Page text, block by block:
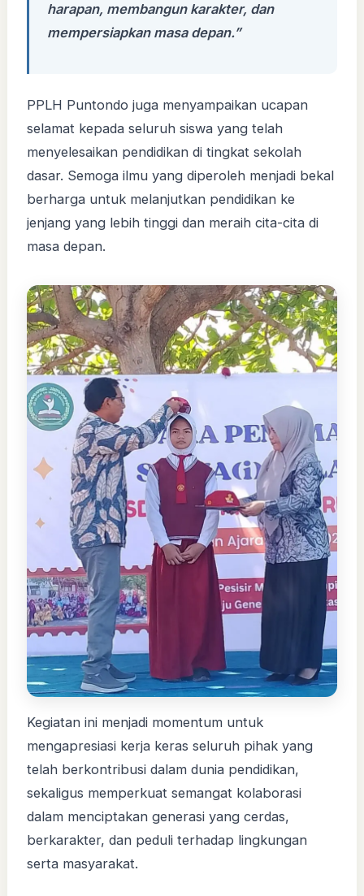
harapan, membangun karakter, dan
mempersiapkan masa depan.”
PPLH Puntondo juga menyampaikan ucapan
selamat kepada seluruh siswa yang telah
menyelesaikan pendidikan di tingkat sekolah
dasar. Semoga ilmu yang diperoleh menjadi bekal
berharga untuk melanjutkan pendidikan ke
jenjang yang lebih tinggi dan meraih cita-cita di
masa depan.
Kegiatan ini menjadi momentum untuk
mengapresiasi kerja keras seluruh pihak yang
telah berkontribusi dalam dunia pendidikan,
sekaligus memperkuat semangat kolaborasi
dalam menciptakan generasi yang cerdas,
berkarakter, dan peduli terhadap lingkungan
serta masyarakat.